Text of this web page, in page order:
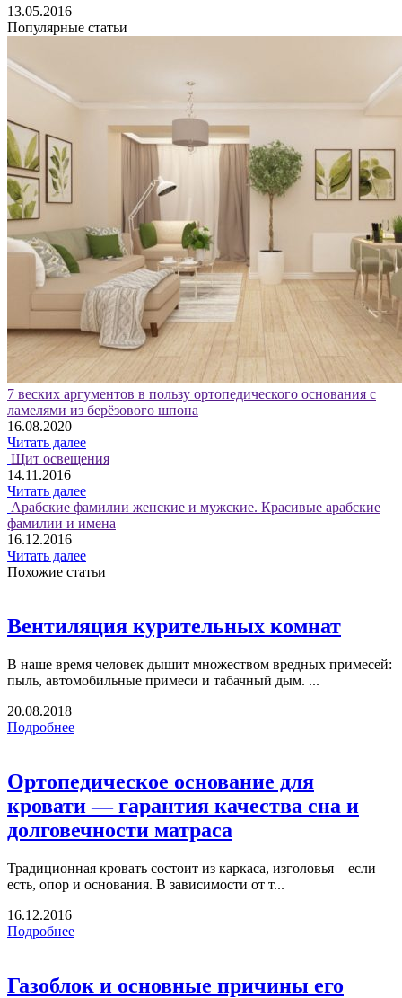
13.05.2016
Популярные статьи
7 веских аргументов в пользу ортопедического основания с
ламелями из берёзового шпона
16.08.2020
Читать далее
Щит освещения
14.11.2016
Читать далее
Арабские фамилии женские и мужские. Красивые арабские
фамилии и имена
16.12.2016
Читать далее
Похожие статьи
Вентиляция курительных комнат
В наше время человек дышит множеством вредных примесей:
пыль, автомобильные примеси и табачный дым. ...
20.08.2018
Подробнее
Ортопедическое основание для
кровати — гарантия качества сна и
долговечности матраса
Традиционная кровать состоит из каркаса, изголовья – если
есть, опор и основания. В зависимости от т...
16.12.2016
Подробнее
Газоблок и основные причины его